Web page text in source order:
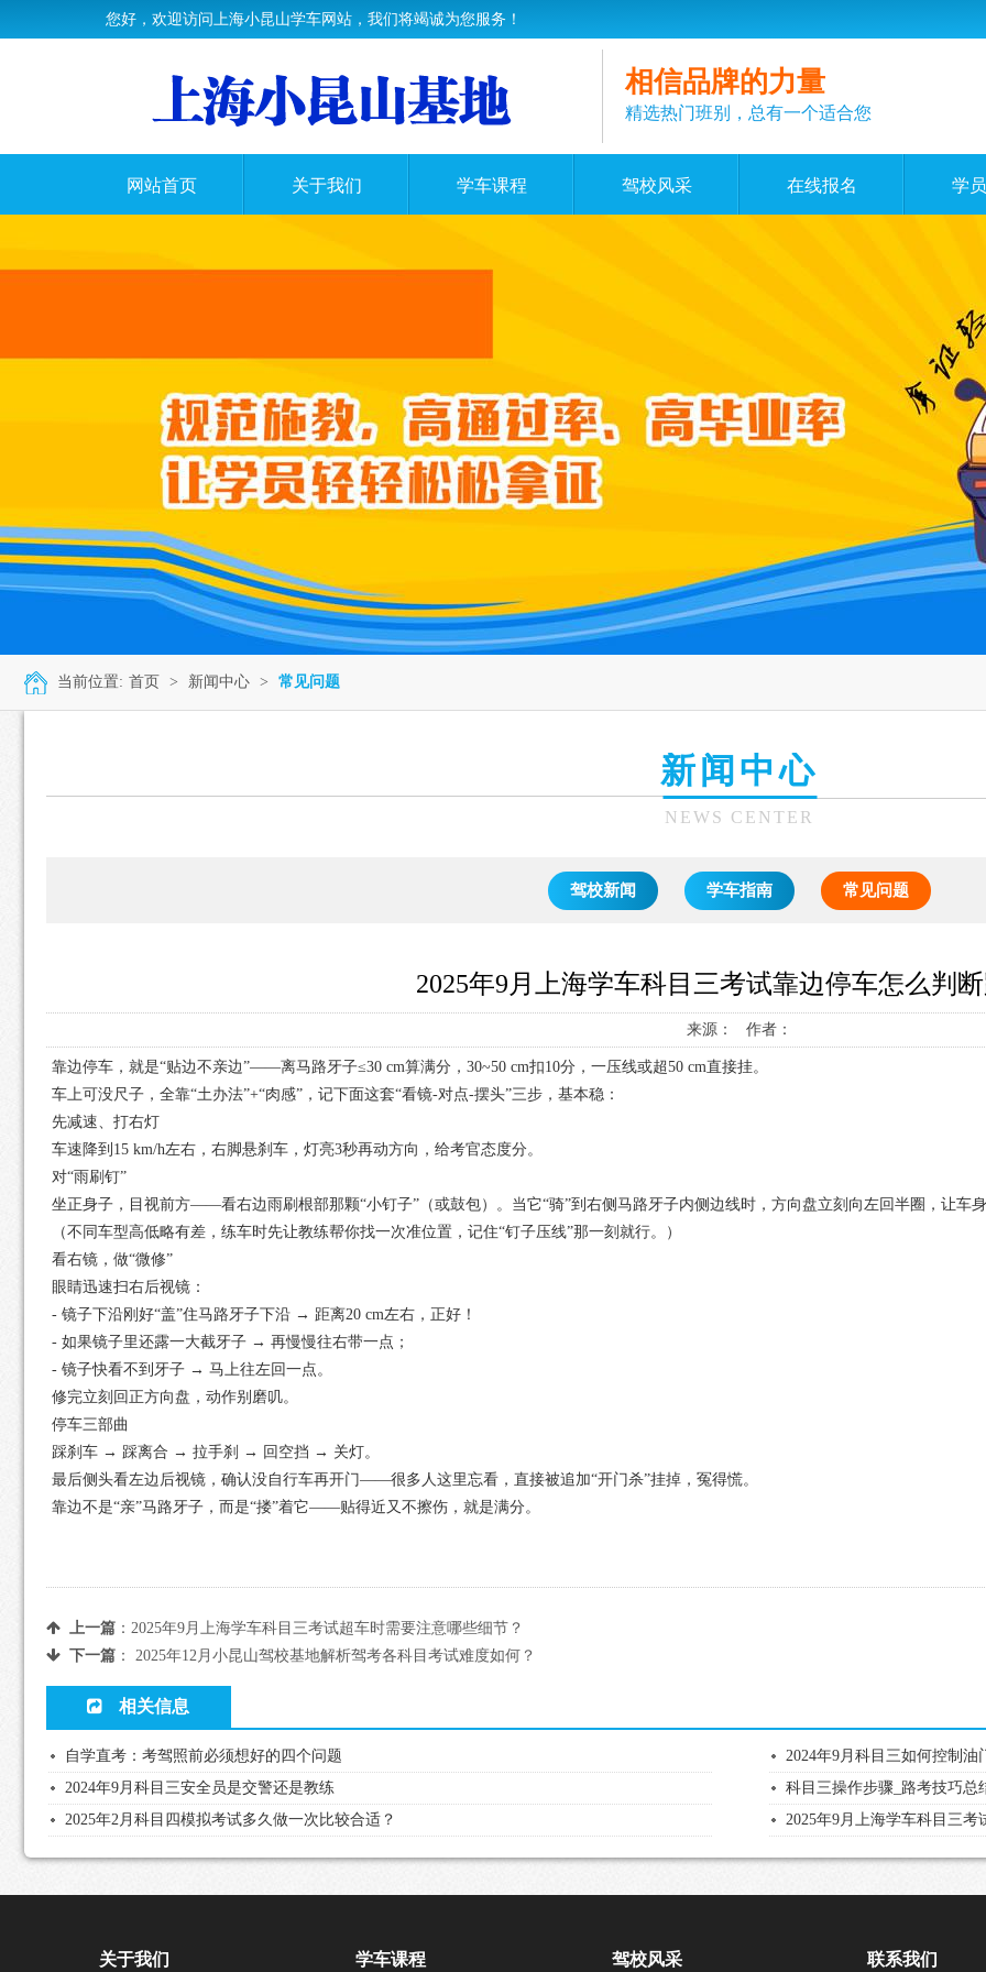
您好，欢迎访问上海小昆山学车网站，我们将竭诚为您服务！
相信品牌的力量
精选热门班别，总有一个适合您
网站首页 关于我们 学车课程 驾校风采 在线报名 学
当前位置: 首页 > 新闻中心 > 常见问题
新闻中心
NEWS CENTER
驾校新闻 学车指南 常见问题
2025年9月上海学车科目三考试靠边停车怎么判
来源： 作者：
靠边停车，就是“贴边不亲边”——离马路牙子≤30 cm算满分，30~50 cm扣10分，一压线或超50 cm直接挂。
车上可没尺子，全靠“土办法”+“肉感”，记下面这套“看镜-对点-摆头”三步，基本稳：
先减速、打右灯
车速降到15 km/h左右，右脚悬刹车，灯亮3秒再动方向，给考官态度分。
对“雨刷钉”
坐正身子，目视前方——看右边雨刷根部那颗“小钉子”（或鼓包）。当它“骑”到右侧马路牙子内侧边线时，方向盘立刻向左回半圈，让车
（不同车型高低略有差，练车时先让教练帮你找一次准位置，记住“钉子压线”那一刻就行。）
看右镜，做“微修”
眼睛迅速扫右后视镜：
- 镜子下沿刚好“盖”住马路牙子下沿 → 距离20 cm左右，正好！
- 如果镜子里还露一大截牙子 → 再慢慢往右带一点；
- 镜子快看不到牙子 → 马上往左回一点。
修完立刻回正方向盘，动作别磨叽。
停车三部曲
踩刹车 → 踩离合 → 拉手刹 → 回空挡 → 关灯。
最后侧头看左边后视镜，确认没自行车再开门——很多人这里忘看，直接被追加“开门杀”挂掉，冤得慌。
靠边不是“亲”马路牙子，而是“搂”着它——贴得近又不擦伤，就是满分。
上一篇： 2025年9月上海学车科目三考试超车时需要注意哪些细节？
下一篇： 2025年12月小昆山驾校基地解析驾考各科目考试难度如何？
相关信息
自学直考：考驾照前必须想好的四个问题
2024年9月科目三如何控制油
2024年9月科目三安全员是交警还是教练
科目三操作步骤_路考技巧总
2025年2月科目四模拟考试多久做一次比较合适？
2025年9月上海学车科目三
关于我们 学车课程 驾校风采 联系我们